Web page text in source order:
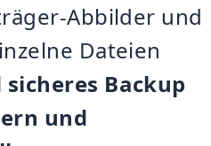
Abbilder und
Dateien
Backup
und